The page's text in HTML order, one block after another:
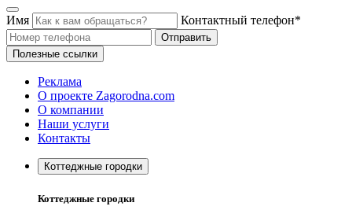
Имя Контактный телефон*
Отправить
Полезные ссылки
Реклама
О проекте Zagorodna.com
О компании
Наши услуги
Контакты
Коттеджные городки
Коттеджные городки